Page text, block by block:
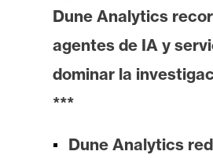
A
n
l
s
Dune Analytics
agentes de IA y
dominar la
***
Dune Analytics